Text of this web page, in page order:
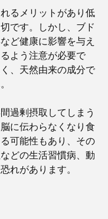
るメリットがあり低
です。しかし、ブド
ど健康に影響を与え
よう注意が必要で
、天然由来の成分で
過剰摂取してしまう
に伝わらなくなり食
可能性もあり、その
どの生活習慣病、動
れがあります。